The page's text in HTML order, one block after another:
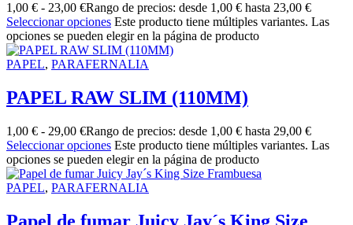
1,00 € - 23,00 €Rango de precios: desde 1,00 € hasta 23,00 €
Seleccionar opciones Este producto tiene múltiples variantes. Las
opciones se pueden elegir en la página de producto
PAPEL, PARAFERNALIA
PAPEL RAW SLIM (110MM)
1,00 € - 29,00 €Rango de precios: desde 1,00 € hasta 29,00 €
Seleccionar opciones Este producto tiene múltiples variantes. Las
opciones se pueden elegir en la página de producto
PAPEL, PARAFERNALIA